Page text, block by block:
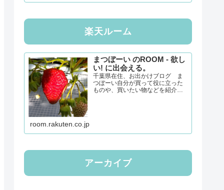
楽天ルーム
まつぼーい のROOM - 欲し
い! に出会える。
千葉県在住、お出かけブログ ま
つぼーい自分が買って役に立った
ものや、買いたい物などを紹介し
room.rakuten.co.jp
アーカイブ